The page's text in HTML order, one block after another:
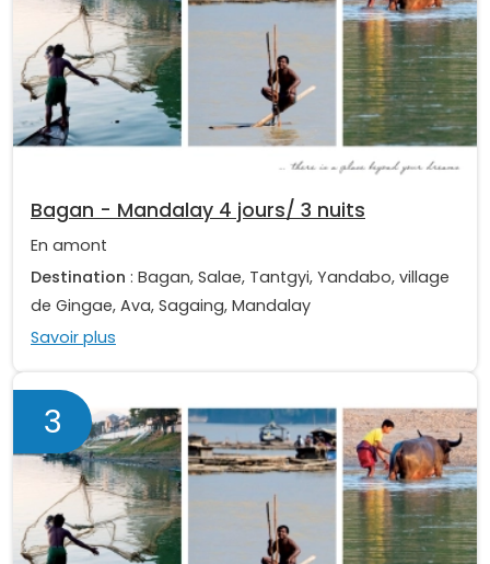
Bagan - Mandalay 4 jours/ 3 nuits
En amont
Destination : Bagan, Salae, Tantgyi, Yandabo, village
de Gingae, Ava, Sagaing, Mandalay
Savoir plus
3